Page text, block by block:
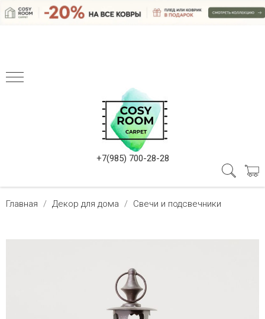
+7(985) 700-28-28
Главная Декор для дома Свечи и подсвечники